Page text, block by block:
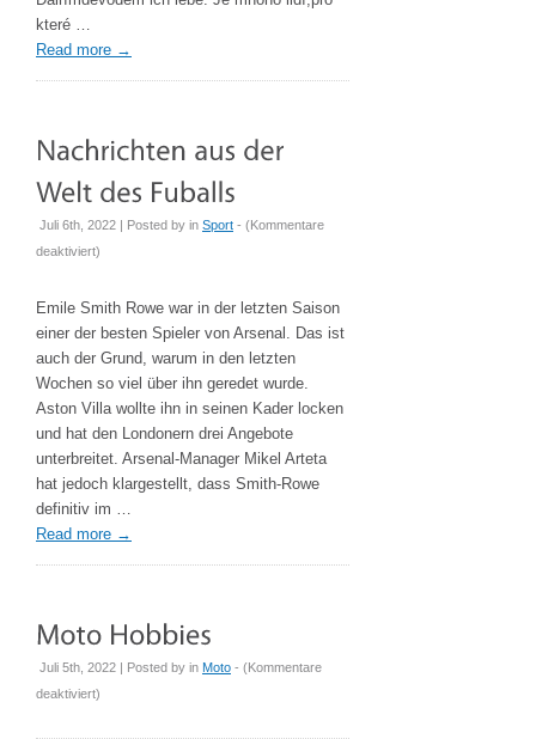
které …
Read more →
Juli 6th, 2022 | Posted by in Sport - (Kommentare
deaktiviertfür
aus
der
Welt
Fußballs
)
Emile Smith Rowe war in der letzten Saison
einer der besten Spieler von Arsenal. Das ist
auch der Grund, warum in den letzten
Wochen so viel über ihn geredet wurde.
Aston Villa wollte ihn in seinen Kader locken
und hat den Londonern drei Angebote
unterbreitet. Arsenal-Manager Mikel Arteta
hat jedoch klargestellt, dass Smith-Rowe
definitiv im …
Read more →
Juli 5th, 2022 | Posted by in Moto - (Kommentare
deaktiviertfür
)